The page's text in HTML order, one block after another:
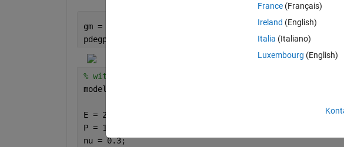
gm = multicuboid(0.5,0.1,0.1);
pdegplot(gm,FaceLabels=
,FaceAlpha=0.5);
% without function handles
model = femodel(AnalysisType=
E = 210e3;
P = 1000;
nu = 0.3;
France (Français)
Ireland (English)
Italia (Italiano)
Luxembourg (English)